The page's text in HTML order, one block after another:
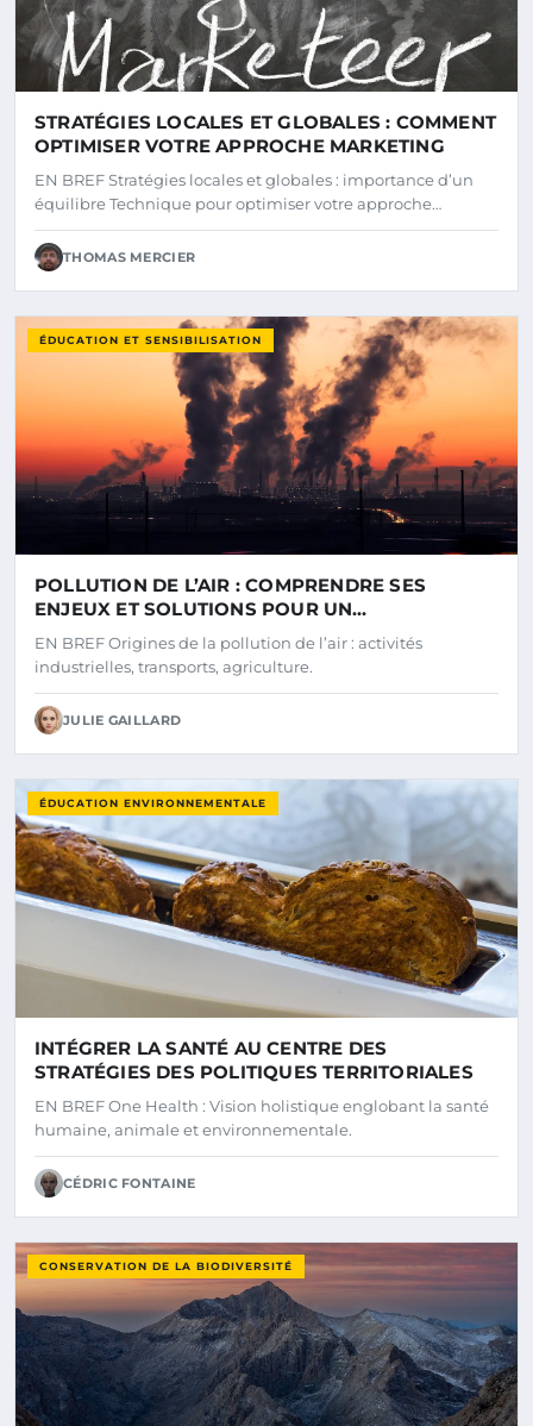
STRATÉGIES LOCALES ET GLOBALES : COMMENT
OPTIMISER VOTRE APPROCHE MARKETING
EN BREF Stratégies locales et globales : importance d’un
équilibre Technique pour optimiser votre approche…
THOMAS MERCIER
ÉDUCATION ET SENSIBILISATION
POLLUTION DE L’AIR : COMPRENDRE SES
ENJEUX ET SOLUTIONS POUR UN
ENVIRONNEMENT SAIN
EN BREF Origines de la pollution de l’air : activités
industrielles, transports, agriculture.
JULIE GAILLARD
ÉDUCATION ENVIRONNEMENTALE
INTÉGRER LA SANTÉ AU CENTRE DES
STRATÉGIES DES POLITIQUES TERRITORIALES
EN BREF One Health : Vision holistique englobant la santé
humaine, animale et environnementale.
CÉDRIC FONTAINE
CONSERVATION DE LA BIODIVERSITÉ